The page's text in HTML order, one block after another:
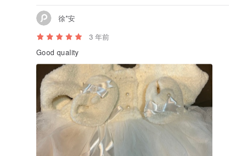
徐*安
3 年前
Good quality